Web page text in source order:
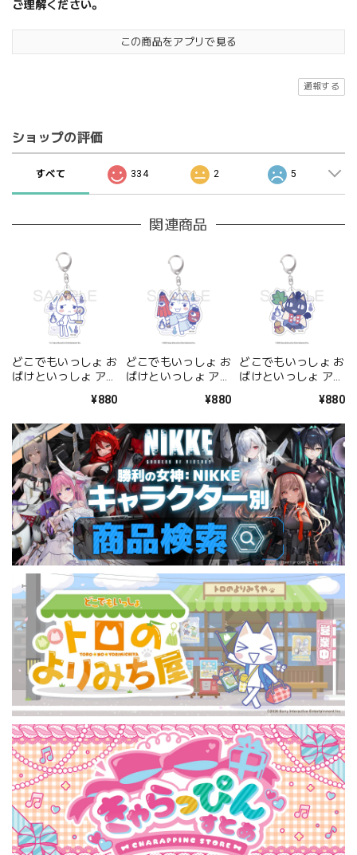
ご理解ください。
この商品をアプリで見る
通報する
ショップの評価
すべて 334 2 5
関連商品
どこでもいっしょ お
ばけといっしょ アク
トロ 肝試しver.>¥880
どこでもいっしょ お
ばけといっしょ アク
¥880
どこでもいっしょ お
ばけといっしょ アク
¥880